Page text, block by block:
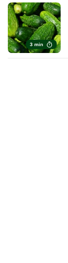
3 min